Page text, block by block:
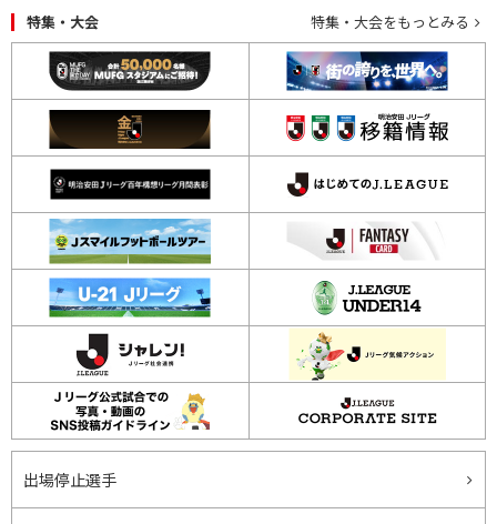
特集・大会 特集・大会をもっとみる
出場停止選手